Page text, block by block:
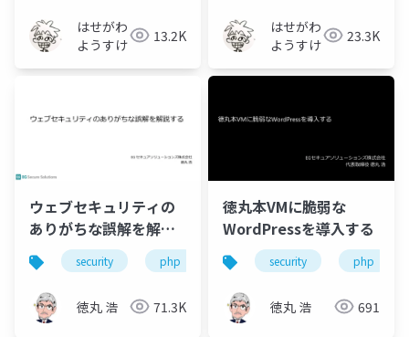
はせがわ
ようすけ
13.2K
はせがわ
ようすけ
23.3K
ウェブセキュリティの
ありがちな誤解を解説
する
security php
徳丸 浩 71.3K
徳丸本VMに脆弱な
WordPressを導入する
security php
徳丸 浩 691